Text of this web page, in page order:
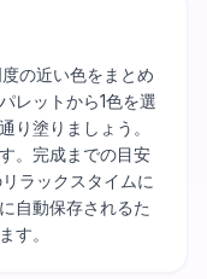
の近い色をまとめ
レットから1色を選
り塗りましょう。
。完成までの目安
ラックスタイムに
自動保存されるた
す。